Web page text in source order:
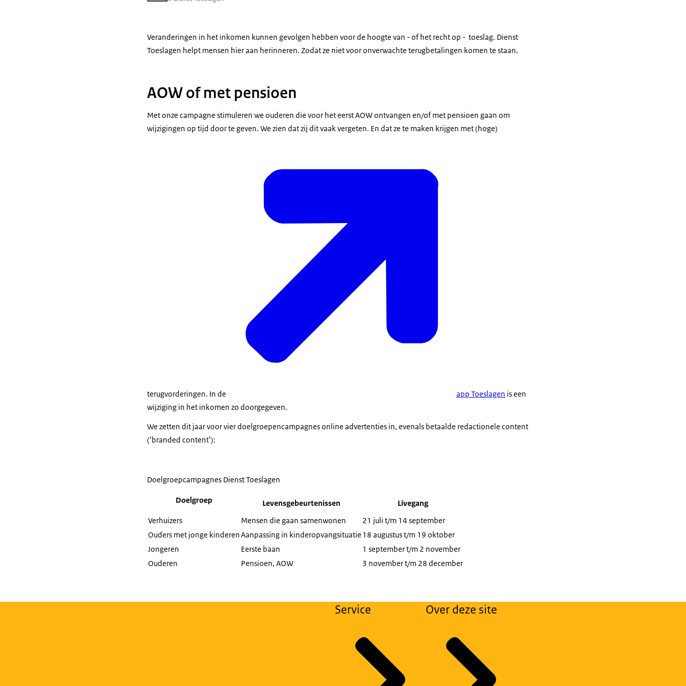
Veranderingen in het inkomen kunnen gevolgen hebben voor de hoogte van - of het recht op - toeslag. Dienst
Toeslagen helpt mensen hier aan herinneren. Zodat ze niet voor onverwachte terugbetalingen komen te staan.
AOW of met pensioen
Met onze campagne stimuleren we ouderen die voor het eerst AOW ontvangen en/of met pensioen gaan om
wijzigingen op tijd door te geven. We zien dat zij dit vaak vergeten. En dat ze te maken krijgen met (hoge)
terugvorderingen. In de app Toeslagen is een
wijziging in het inkomen zo doorgegeven.
We zetten dit jaar voor vier doelgroepencampagnes online advertenties in, evenals betaalde redactionele content
(‘branded content’):
Doelgroepcampagnes Dienst Toeslagen
Doelgroep Levensgebeurtenissen
Livegang
Verhuizers
Mensen die gaan samenwonen
21 juli t/m 14 september
Ouders met jonge kinderenAanpassing in kinderopvangsituatie 18 augustus t/m 19 oktober
Jongeren
Eerste baan
1 september t/m 2 november
Ouderen
Pensioen, AOW 3 november t/m 28 december
Service Over deze site